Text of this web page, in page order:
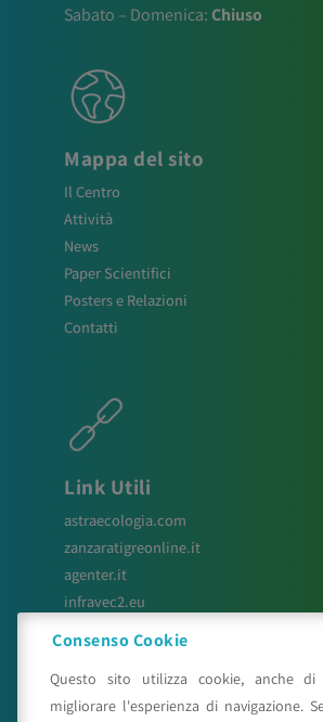
Sabato – Domenica: Chiuso
Mappa del sito
Il Centro
Attività
News
Paper Scientifici
Posters e Relazioni
Contatti
Link Utili
astraecologia.com
zanzaratigreonline.it
agenter.it
infravec2.eu
meteosystem.com
Consenso Cookie
Questo sito utilizza cookie, anche
migliorare l'esperienza di navigazione.